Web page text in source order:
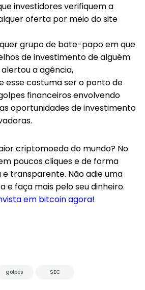
investidores verifiquem a
oferta por meio do site
grupo de bate-papo em que
de investimento de alguém
a agência,
esse costuma ser o ponto de
financeiros envolvendo
oportunidades de investimento
criptomoeda do mundo? No
poucos cliques e de forma
transparente. Não adie uma
e faça mais pelo seu dinheiro.
em bitcoin agora!
golpes SEC